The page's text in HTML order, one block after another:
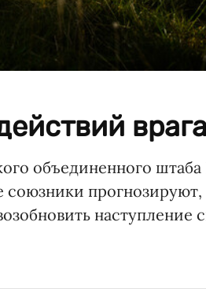
объединенного
прогнозируют,
наступление